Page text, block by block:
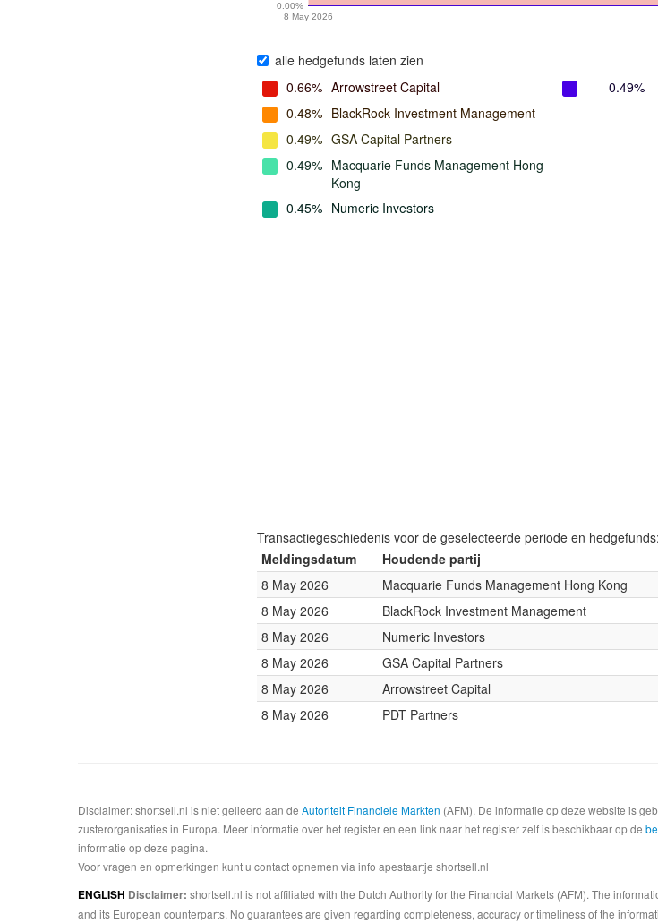
8 May 2026
0.00%
alle hedgefunds laten zien
0.66% Arrowstreet Capital
0.48% BlackRock Investment Management
0.49% GSA Capital Partners
0.49% Macquarie Funds Management Hong
Kong
0.45% Numeric Investors
0.49%
Transactiegeschiedenis voor de geselecteerde periode en hedgefunds:
Meldingsdatum
Houdende partij
8 May 2026
Macquarie Funds Management Hong Kong
8 May 2026
BlackRock Investment Management
8 May 2026
Numeric Investors
8 May 2026
GSA Capital Partners
8 May 2026
Arrowstreet Capital
8 May 2026
PDT Partners
Disclaimer: shortsell.nl is niet gelieerd aan de Autoriteit Financiele Markten (AFM). De informatie op deze website is
zusterorganisaties in Europa. Meer informatie over het register en een link naar het register zelf is beschikbaar op de
informatie op deze pagina.
Voor vragen en opmerkingen kunt u contact opnemen via info apestaartje shortsell.nl
ENGLISH Disclaimer: shortsell.nl is not affiliated with the Dutch Authority for the Financial Markets (AFM). The
and its European counterparts. No guarantees are given regarding completeness, accuracy or timeliness of the